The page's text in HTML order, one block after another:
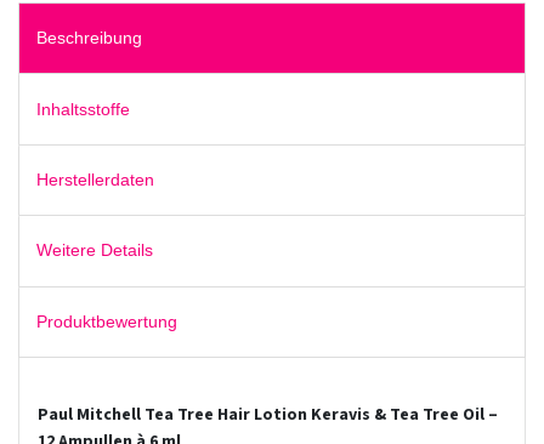
Beschreibung
Inhaltsstoffe
Herstellerdaten
Weitere Details
Produktbewertung
Paul Mitchell Tea Tree Hair Lotion Keravis & Tea Tree Oil –